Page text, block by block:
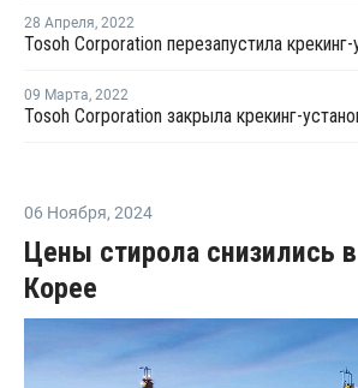
28 Апреля, 2022
09 Марта, 2022
06 Ноября, 2024
Цены стирола снизились
Корее